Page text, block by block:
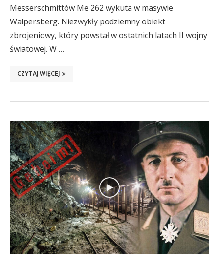
Messerschmittów Me 262 wykuta w masywie
Walpersberg. Niezwykły podziemny obiekt
zbrojeniowy, który powstał w ostatnich latach II wojny
światowej. W …
CZYTAJ WIĘCEJ